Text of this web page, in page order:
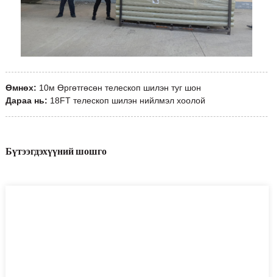
Өмнөх: 10м Өргөтгөсөн телескоп шилэн туг шон
Дараа нь: 18FT телескоп шилэн нийлмэл хоолой
Бүтээгдэхүүний шошго